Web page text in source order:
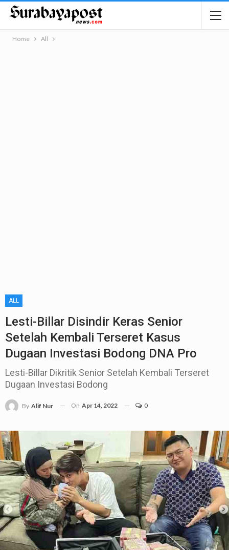
Home All
ALL
Lesti-Billar Disindir Keras Senior
Setelah Kembali Terseret Kasus
Dugaan Investasi Bodong DNA Pro
Lesti-Billar Dikritik Senior Setelah Kembali Terseret
Dugaan Investasi Bodong
By Alif Nur On Apr 14, 2022 0